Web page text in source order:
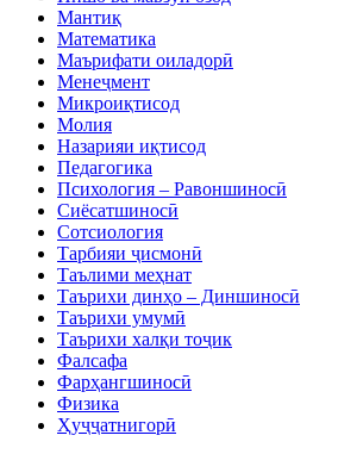
Мантиқ
Математика
Маърифати оиладорӣ
Менеҷмент
Микроиқтисод
Молия
Назарияи иқтисод
Педагогика
Психология – Равоншиносӣ
Сиёсатшиносӣ
Сотсиология
Тарбияи ҷисмонӣ
Таълими меҳнат
Таърихи динҳо – Диншиносӣ
Таърихи умумӣ
Таърихи халқи тоҷик
Фалсафа
Фарҳангшиносӣ
Физика
Ҳуҷҷатнигорӣ